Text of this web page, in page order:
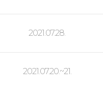
2021.07.28.
2021.07.20.~21.